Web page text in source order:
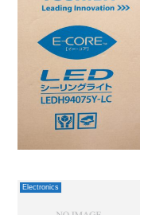
Electronics